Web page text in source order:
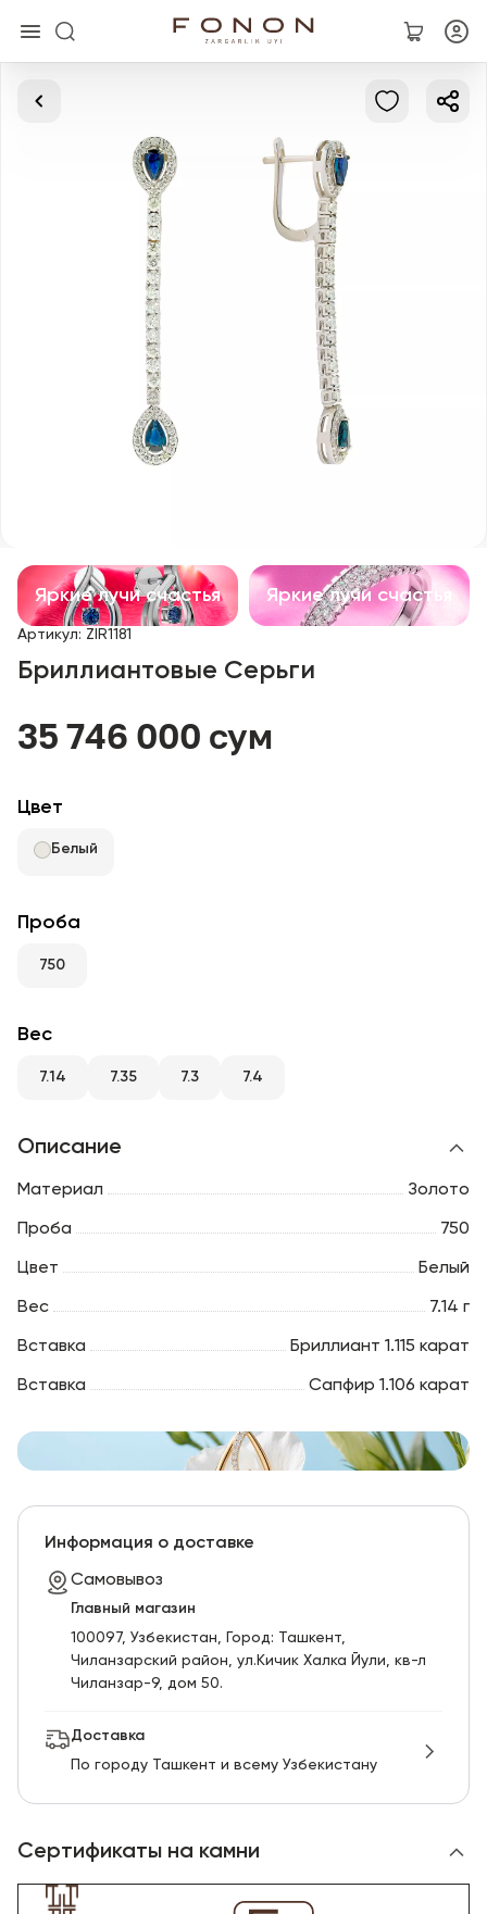
Главная
Аксессуары
Все
О нас
Избранное
Яркие лучи счастья Яркие лучи счастья
Артикул: ZIR1181
Бриллиантовые Серьги
35 746 000 сум
Цвет
Белый
Проба
750
Вес
7.14 7.35 7.3 7.4
Описание
Материал Золото
Проба 750
Цвет Белый
Вес 7.14 г
Вставка Бриллиант 1.115 карат
Вставка Сапфир 1.106 карат
Информация о доставке
Самовывоз
Главный магазин
100097, Узбекистан, Город: Ташкент,
Чиланзарский pайон, ул.Кичик Халка Йули, кв-л
Чиланзар-9, дом 50.
Доставка
По городу Ташкент и всему Узбекистану
Сертификаты на камни